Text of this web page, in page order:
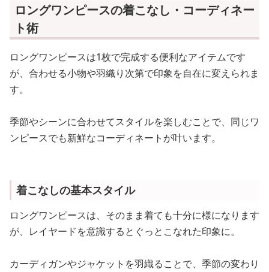
ロングワンピースの着こなし・コーディネー
ト術
ロングワンピースは1枚で完成する便利なアイテムです
が、合わせる小物や羽織り次第で印象を自在に変えられま
す。
季節やシーンに合わせてスタイルを楽しむことで、同じワ
ンピースでも新鮮なコーディネートが叶います。
着こなしの基本スタイル
ロングワンピースは、そのまま着ても十分に様になります
が、レイヤードを意識するとぐっとこなれた印象に。
カーディガンやジャケットを羽織ることで、季節の変わり